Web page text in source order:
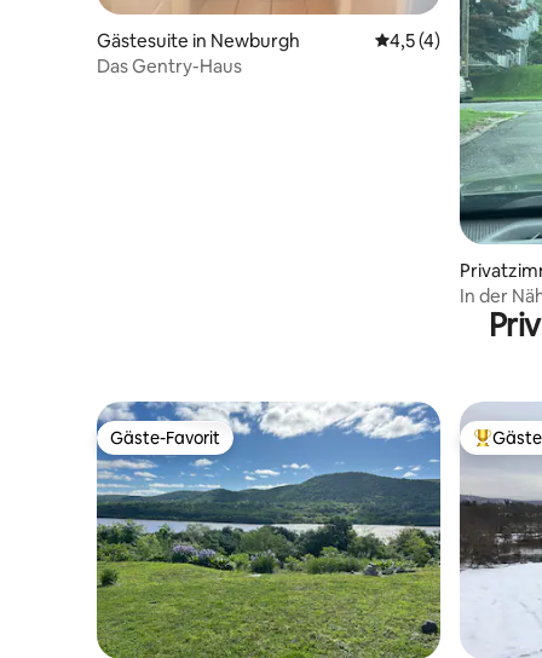
Gästesuite in Newburgh Durchschnittliche
4,5 (4)
Das Gentry-Haus
In der
Gäste-Favorit
Gäste-Favorit